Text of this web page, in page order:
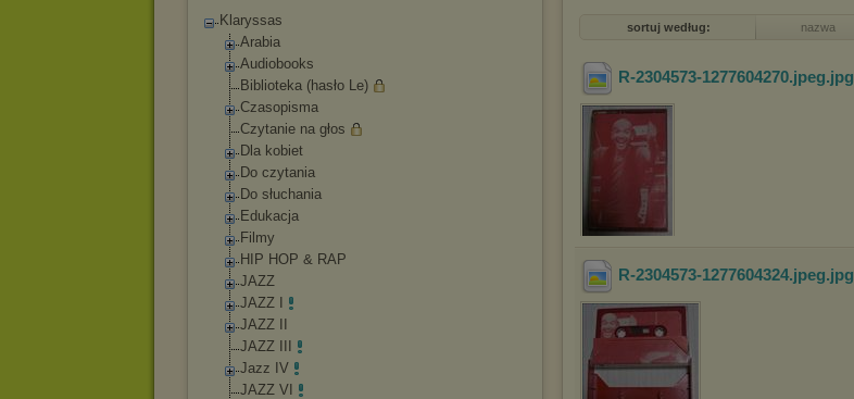
Klaryssas
Arabia
Audiobooks
Biblioteka (hasło Le)
Czasopisma
Czytanie na głos
Dla kobiet
Do czytania
Do słuchania
Edukacja
Filmy
HIP HOP & RAP
JAZZ
JAZZ I
JAZZ II
JAZZ III
Jazz IV
JAZZ VI
sortuj według: nazwa
R-2304573-1277604270.jpeg.jpg
R-2304573-1277604324.jpeg.jpg